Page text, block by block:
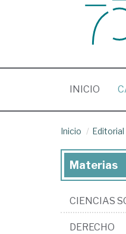
INICIO
Inicio Editorial
Materias
CIENCIAS
DERECHO